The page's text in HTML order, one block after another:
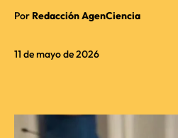
11 de mayo de 2026
Por Redacción AgenCiencia